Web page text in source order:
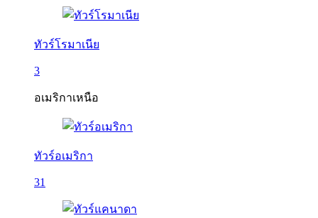
ทัวร์โรมาเนีย
3
อเมริกาเหนือ
ทัวร์อเมริกา
31